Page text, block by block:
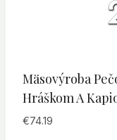
Mäsovýroba
Hráškom A
€74.19